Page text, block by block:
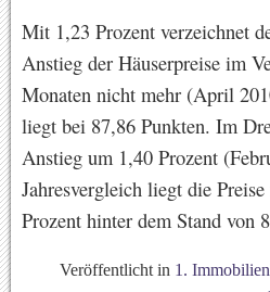
Mit 1,23 Prozent verzeichnet
Anstieg der Häuserpreise im
Monaten nicht mehr (April
liegt bei 87,86 Punkten. Im
Anstieg um 1,40 Prozent
Jahresvergleich liegt die
Prozent hinter dem Stand von
Veröffentlicht in 1.